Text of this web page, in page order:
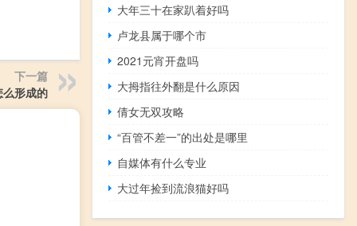
下一篇
形成的
大年三十在家趴着好吗
卢龙县属于哪个市
2021元宵开盘吗
大拇指往外翻是什么原因
倩女无双攻略
“百管不差一”的出处是哪里
自媒体有什么专业
大过年捡到流浪猫好吗